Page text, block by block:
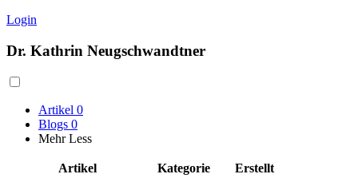
Login
Dr. Kathrin Neugschwandtner
Artikel 0
Blogs 0
Mehr Less
Artikel Kategorie
Erstellt